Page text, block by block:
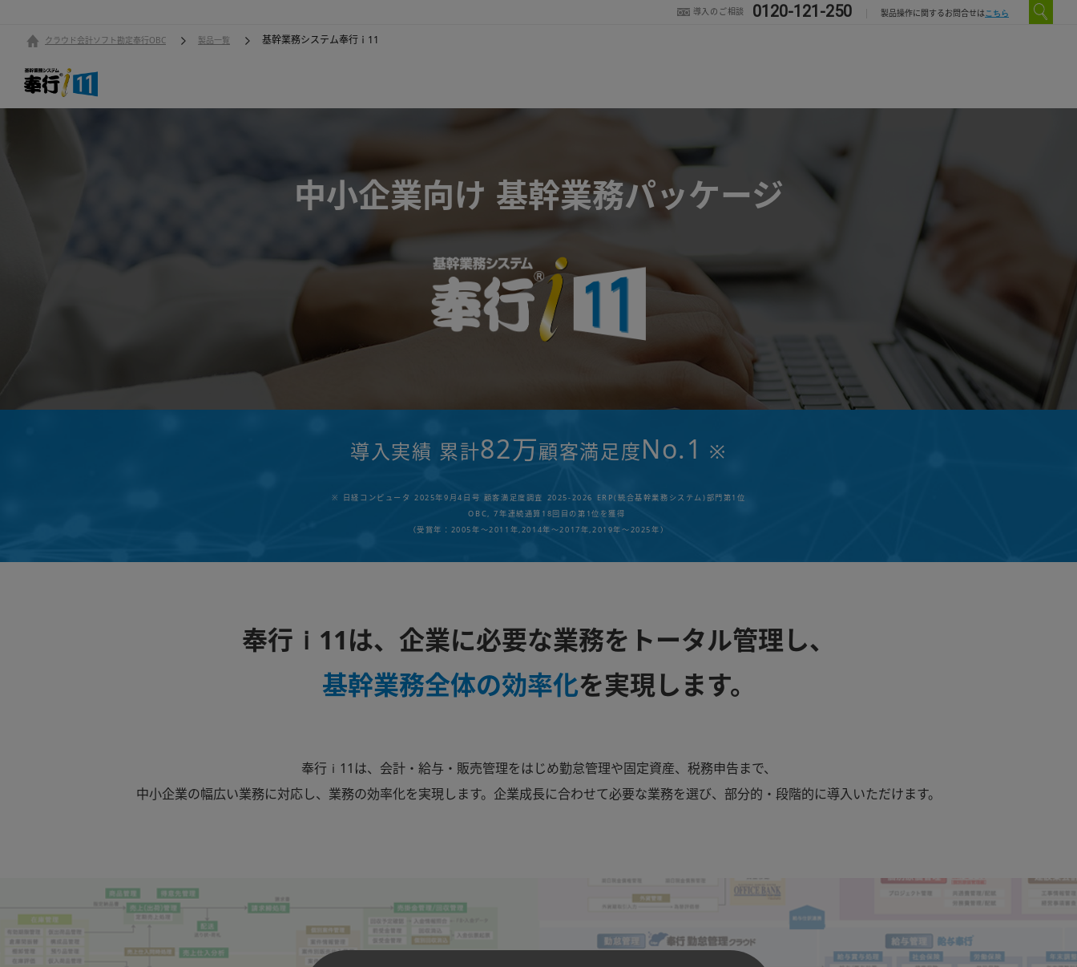
導入のご相談 0120-121-250 製品操作に関するお問合せは こちら
クラウド会計ソフト勘定奉行OBC 製品一覧 基幹業務システム奉行ｉ11
中小企業向け 基幹業務パッケージ
導入実績 累計82万顧客満足度 No.1 ※
※ 日経コンピュータ 2025年9月4日号 顧客満足度調査 2025-2026 ERP(統合基幹業務システム)部門第1位
OBC, 7年連続通算18回目の第1位を獲得
（受賞年：2005年～2011年,2014年～2017年,2019年～2025年）
奉行 ｉ 11は、企業に必要な業務をトータル管理し、
基幹業務全体の効率化を実現します。
奉行ｉ 11は、会計・給与・販売管理をはじめ勤怠管理や固定資産、税務申告まで、
中小企業の幅広い業務に対応し、業務の効率化を実現します。企業成長に合わせて必要な業務を選び、部分的・段階的に導入いただけます。